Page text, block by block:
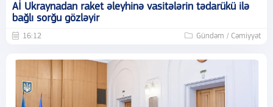
Aİ Ukraynadan raket əleyhinə vasitələrin tədarükü ilə
bağlı sorğu gözləyir
16:12 Gündəm / Cəmiyyət